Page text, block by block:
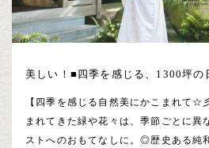
美しい！■四季を感じる、1300坪の
【四季を感じる自然美にかこまれて☆
まれてきた緑や花々は、季節ごとに異
ストへのおもてなしに。◎歴史ある純